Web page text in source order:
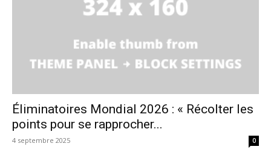
Éliminatoires Mondial 2026 : « Récolter les
points pour se rapprocher...
4 septembre 2025 0